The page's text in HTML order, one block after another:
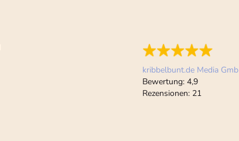
kribbelbunt.de Media
Bewertung: 4,9
Rezensionen: 21